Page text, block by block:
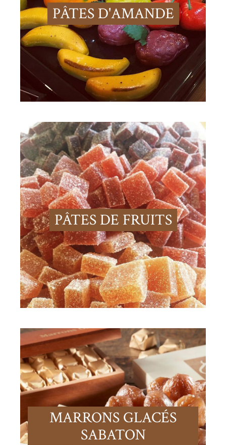
PÂTES D'AMANDE
PÂTES DE FRUITS
MARRONS GLACÉS
SABATON